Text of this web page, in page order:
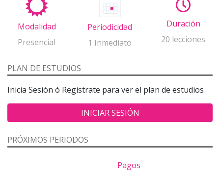
Modalidad
Presencial
Periodicidad
1 Inmediato
Duración
20 lecciones
PLAN DE ESTUDIOS
Inicia Sesión ó Registrate para ver el plan de estudios
INICIAR SESIÓN
PRÓXIMOS PERIODOS
Pagos